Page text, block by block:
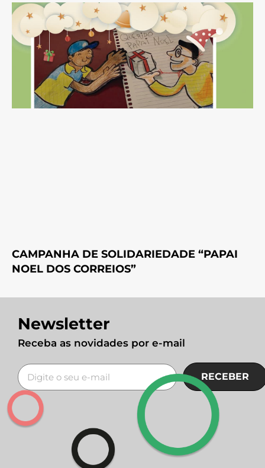
CAMPANHA DE SOLIDARIEDADE “PAPAI
NOEL DOS CORREIOS”
Newsletter
Receba as novidades por e-mail
RECEBER